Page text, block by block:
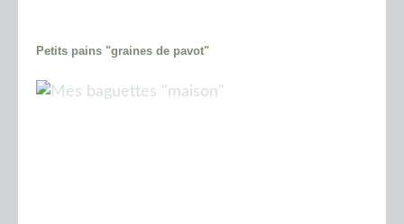
Petits pains "graines de pavot"